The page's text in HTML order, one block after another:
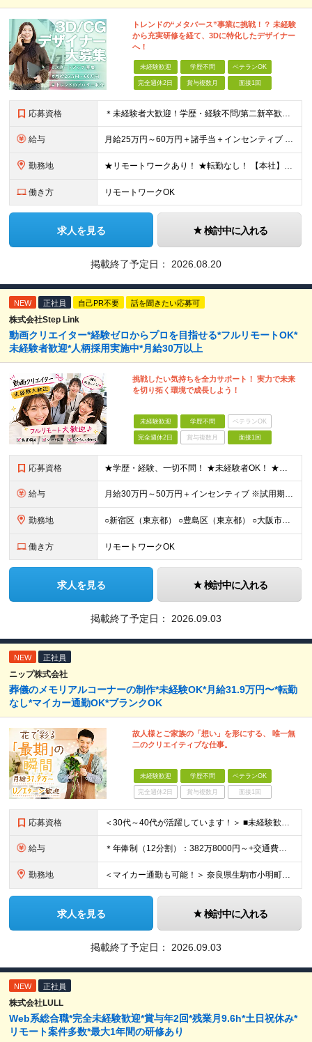
トレンドの“メタバース”事業に挑戦！？ 未経験
から充実研修を経て、3Dに特化したデザイナー
へ！
未経験歓迎 学歴不問 ベテランOK
完全週休2日 賞与複数月 面接1回
応募資格 ＊未経験者大歓迎！学歴・経験不問/第二新卒歓迎/WEB面接可能＊ ▼未経験歓迎＆完全ポテンシャル採用！▼ 基礎のキソから学べる研修があるので経験は一切不問！ 面接では「あなたの想い」を教えてくださ
給与 月給25万円～60万円＋諸手当＋インセンティブ ★Point 100％年収UPでの待遇提示も可能！ ※経験者であれば、100%年収アップも実現可能です。 【インセンティブについて】 プロジェクト報
勤務地 ★リモートワークあり！ ★転勤なし！ 【本社】東京都港区西新橋２丁目４−３ プロス西新橋ビル６階 【プロジェクト先】東京都・神奈川県・千葉県・埼玉など多数！ ※希望を考慮の上、配属プロジェクトを決
働き方 リモートワークOK
求人を見る 検討中に入れる
掲載終了予定日： 2026.08.20
NEW 正社員 自己PR不要 話を聞きたい応募可
株式会社Step Link
動画クリエイター*経験ゼロからプロを目指せる*フルリモートOK*
未経験者歓迎*人柄採用実施中*月給30万以上
挑戦したい気持ちを全力サポート！ 実力で未来
を切り拓く環境で成長しよう！
未経験歓迎 学歴不問 ベテランOK
完全週休2日 賞与複数月 面接1回
応募資格 ★学歴・経験、一切不問！ ★未経験者OK！ ★第二新卒も歓迎！ ＜人柄採用を実施中！＞ 弊社では、学歴や経験などは気にせず あなたの持ち前の人柄のみを重視しています。 堅苦しい雰囲気ではありません
給与 ⽉給30万円～50万円＋インセンティブ ※試⽤期間は2ケ⽉（正社員）⽉給25万円～ ☆インセンティブ有 ☆交通費全額支給
勤務地 ○新宿区（東京都） ○豊島区（東京都） ○大阪市（大阪府） ○福岡市（福岡県） ※あなたの経験やスキルに応じて面談時にて ご相談させていただきます。 ※研修先は、クライアント先での研修となります。
働き方 リモートワークOK
求人を見る 検討中に入れる
掲載終了予定日： 2026.09.03
NEW 正社員
ニップ株式会社
葬儀のメモリアルコーナーの制作*未経験OK*月給31.9万円〜*転勤
なし*マイカー通勤OK*ブランクOK
故人様とご家族の「想い」を形にする、 唯一無
二のクリエイティブな仕事。
未経験歓迎 学歴不問 ベテランOK
完全週休2日 賞与複数月 面接1回
応募資格 ＜30代～40代が活躍しています！＞ ■未経験歓迎！ ■普通自動車免許をお持ちの方（AT限定可） ※学歴不問
給与 ＊年俸制（12分割）：382万8000円～+交通費別途支給 ＊月収：31万9000円 ※固定残業代40時間（6万9000円分）含みます ┗超過分は別途支給いたします ※試用期間3ヶ月（期間中の待遇に
勤務地 ＜マイカー通勤も可能！＞ 奈良県生駒市小明町446-1 (変更の範囲)上記を除く当社関連勤務地
求人を見る 検討中に入れる
掲載終了予定日： 2026.09.03
NEW 正社員
株式会社LULL
Web系総合職*完全未経験歓迎*賞与年2回*残業月9.6h*土日祝休み*
リモート案件多数*最大1年間の研修あり